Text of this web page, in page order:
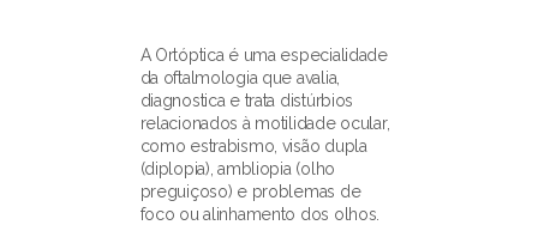
segmento anterior
Biomicroscopia
Paquimetria
Ceratoscopia
Tomografia de coerência óptica de
segmento anterior
Tomografia de coerência óptica de
segmento posterior
A Ortóptica é uma especialidade
da oftalmologia que avalia,
diagnostica e trata distúrbios
relacionados à motilidade ocular,
como estrabismo, visão dupla
(diplopia), ambliopia (olho
preguiçoso) e problemas de
foco ou alinhamento dos olhos.